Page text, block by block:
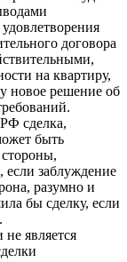
договора
на квартиру,
новое решение об
сделка,
быть
если заблуждение
разумно и
бы сделку, если
является